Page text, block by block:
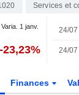
Services et
Varia. 1 janv.
-23,23%
24/07
24/07
Finances